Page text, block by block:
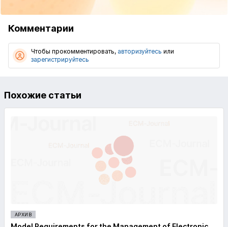
Комментарии
Чтобы прокомментировать, авторизуйтесь или
зарегистрируйтесь
Похожие статьи
АРХИВ